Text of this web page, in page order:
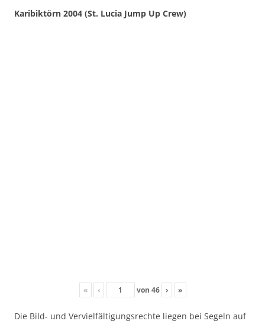
Karibiktörn 2004 (St. Lucia Jump Up Crew)
« ‹ von 46 › »
Die Bild- und Vervielfältigungsrechte liegen bei Segeln auf